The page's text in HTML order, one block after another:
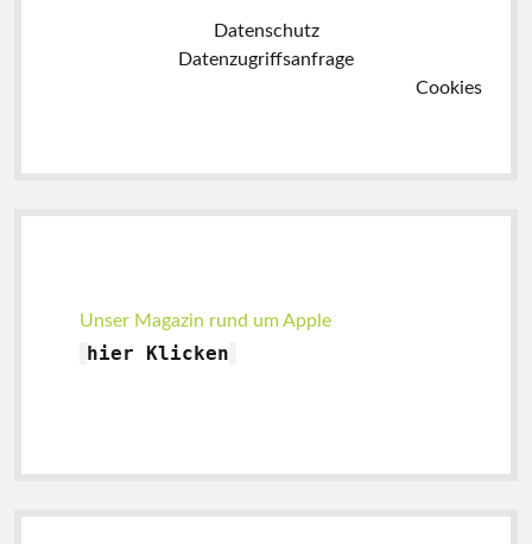
Datenschutz
Datenzugriffsanfrage
Cookies
Unser Magazin rund um Apple
hier Klicken